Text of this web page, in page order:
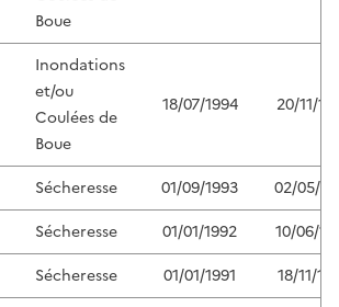
Boue
Inondations
et/ou
Coulées de
Boue
18/07/1994 20/11/
Sécheresse 01/09/1993
02/05/
Sécheresse 01/01/1992
10/06/
Sécheresse 01/01/1991
18/11/